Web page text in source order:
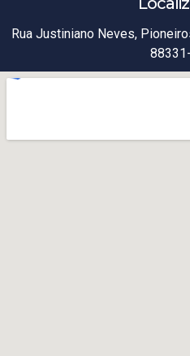
Rua Justiniano Neves,